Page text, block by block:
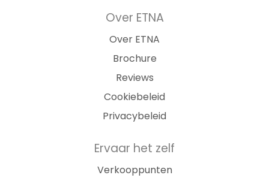
Over ETNA
Over ETNA
Brochure
Reviews
Cookiebeleid
Privacybeleid
Ervaar het zelf
Verkooppunten